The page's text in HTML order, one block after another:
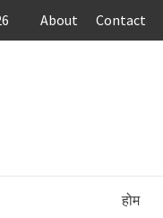
About Contact
होम